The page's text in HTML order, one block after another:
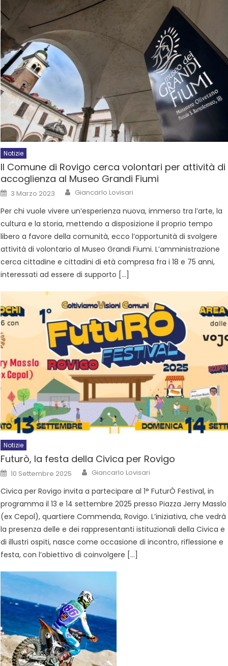
Notizie
Il Comune di Rovigo cerca volontari per attività di
accoglienza al Museo Grandi Fiumi
3 Marzo 2023 Giancarlo Lovisari
Per chi vuole vivere un’esperienza nuova, immerso tra l’arte, la
cultura e la storia, mettendo a disposizione il proprio tempo
libero a favore della comunità, ecco l’opportunità di svolgere
attività di volontario al Museo Grandi Fiumi. L’amministrazione
cerca cittadine e cittadini di età compresa fra i 18 e 75 anni,
interessati ad essere di supporto […]
Notizie
Futurò, la festa della Civica per Rovigo
10 Settembre 2025 Giancarlo Lovisari
Civica per Rovigo invita a partecipare al 1° FuturÒ Festival, in
programma il 13 e 14 settembre 2025 presso Piazza Jerry Masslo
(ex Cepol), quartiere Commenda, Rovigo. L’iniziativa, che vedrà
la presenza delle e dei rappresentanti istituzionali della Civica e
di illustri ospiti, nasce come occasione di incontro, riflessione e
festa, con l’obiettivo di coinvolgere […]